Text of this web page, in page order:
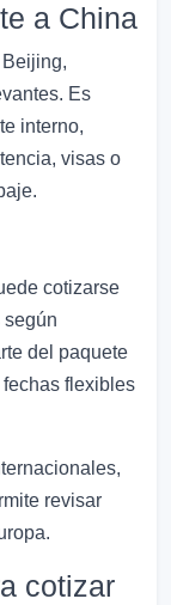
a China
Es
interno,
visas o
cotizarse
según
del paquete
flexibles
revisar
cotizar